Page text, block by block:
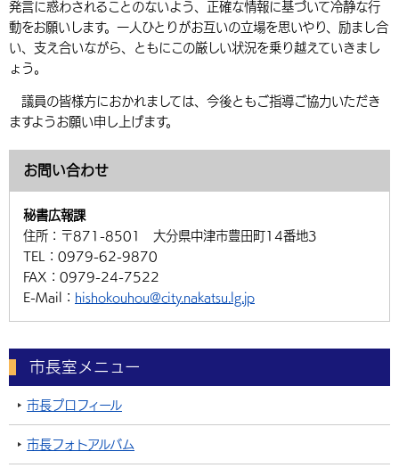
発言に惑わされることのないよう、正確な情報に基づいて冷静な行
動をお願いします。一人ひとりがお互いの立場を思いやり、励まし合
い、支え合いながら、ともにこの厳しい状況を乗り越えていきまし
ょう。
議員の皆様方におかれましては、今後ともご指導ご協力いただき
ますようお願い申し上げます。
お問い合わせ
秘書広報課
住所： 〒871-8501 大分県中津市豊田町14番地3
TEL： 0979-62-9870
FAX： 0979-24-7522
E-Mail： hishokouhou@city.nakatsu.lg.jp
市長室メニュー
市長プロフィール
市長フォトアルバム